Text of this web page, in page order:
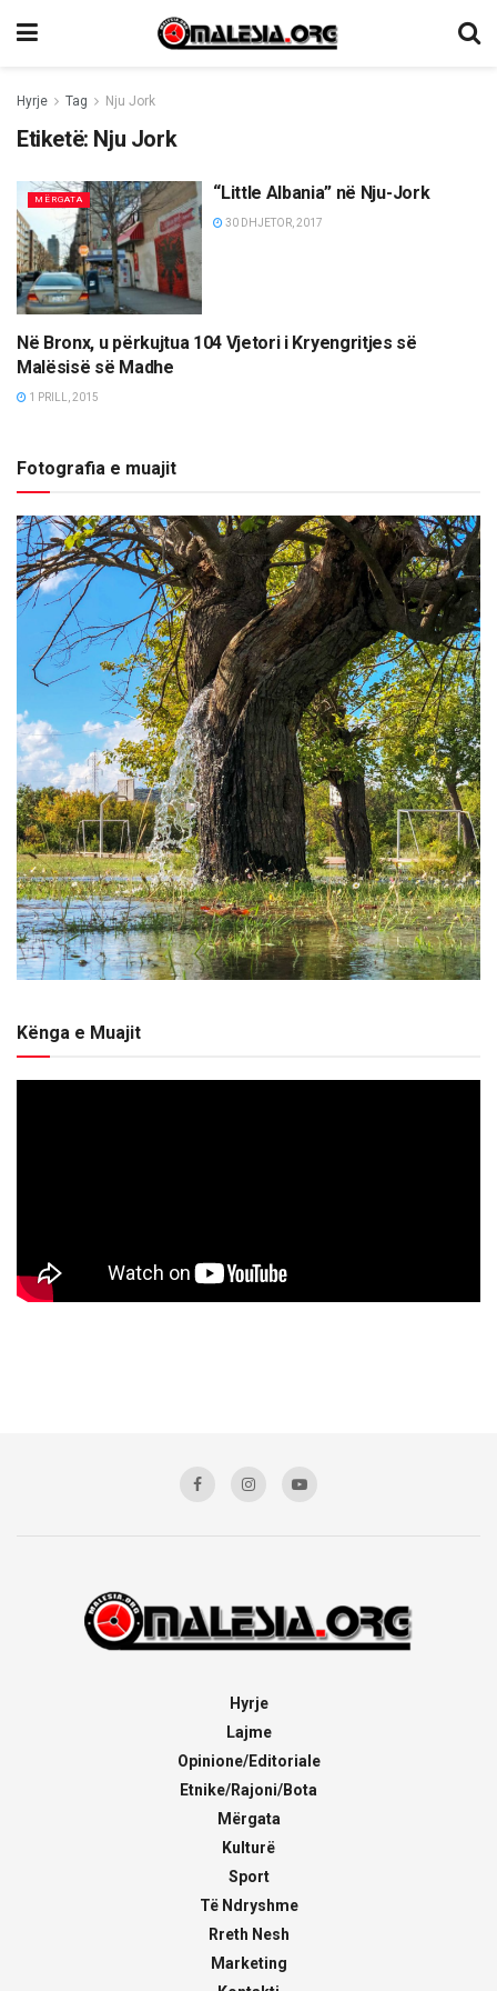
Hyrje Tag Nju Jork
Etiketë: Nju Jork
MËRGATA “Little Albania” në Nju-Jork
30 DHJETOR, 2017
MËRGATA
Në Bronx, u përkujtua 104 Vjetori i Kryengritjes së
Malësisë së Madhe
1 PRILL, 2015
Fotografia e muajit
Kënga e Muajit
Hyrje
Lajme
Opinione/Editoriale
Etnike/Rajoni/Bota
Mërgata
Kulturë
Sport
Të Ndryshme
Rreth Nesh
Marketing